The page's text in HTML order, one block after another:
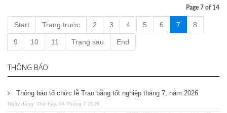
Page 7 of 14
Start Trang trước 2 3 4 5 6 7 8
9 10 11 Trang sau End
THÔNG BÁO
Thông báo tổ chức lễ Trao bằng tốt nghiệp tháng 7, năm 2026
Ngày đăng: Thứ bảy, 04 Tháng 7 2026